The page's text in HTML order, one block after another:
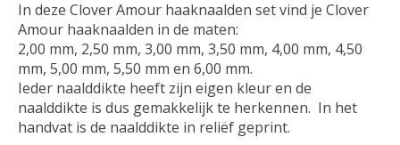
In deze Clover Amour haaknaalden set vind je Clover
Amour haaknaalden in de maten:
2,00 mm, 2,50 mm, 3,00 mm, 3,50 mm, 4,00 mm, 4,50
mm, 5,00 mm, 5,50 mm en 6,00 mm.
Ieder naalddikte heeft zijn eigen kleur en de
naalddikte is dus gemakkelijk te herkennen. In het
handvat is de naalddikte in reliëf geprint.